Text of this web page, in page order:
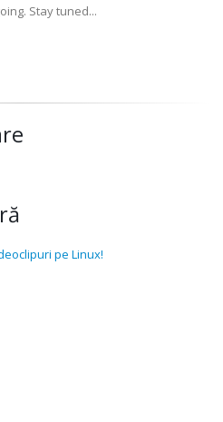
Stay tuned...
pe Linux!